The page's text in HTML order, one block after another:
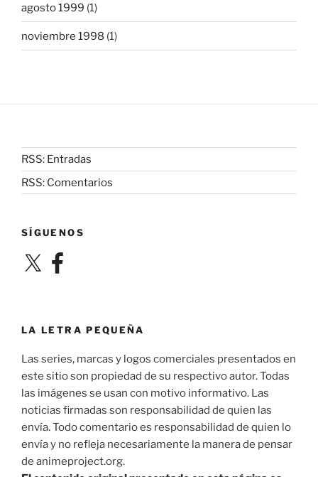
agosto 1999 (1)
noviembre 1998 (1)
RSS: Entradas
RSS: Comentarios
SÍGUENOS
X Facebook
LA LETRA PEQUEÑA
Las series, marcas y logos comerciales presentados en
este sitio son propiedad de su respectivo autor. Todas
las imágenes se usan con motivo informativo. Las
noticias firmadas son responsabilidad de quien las
envía. Todo comentario es responsabilidad de quien lo
envía y no refleja necesariamente la manera de pensar
de animeproject.org.